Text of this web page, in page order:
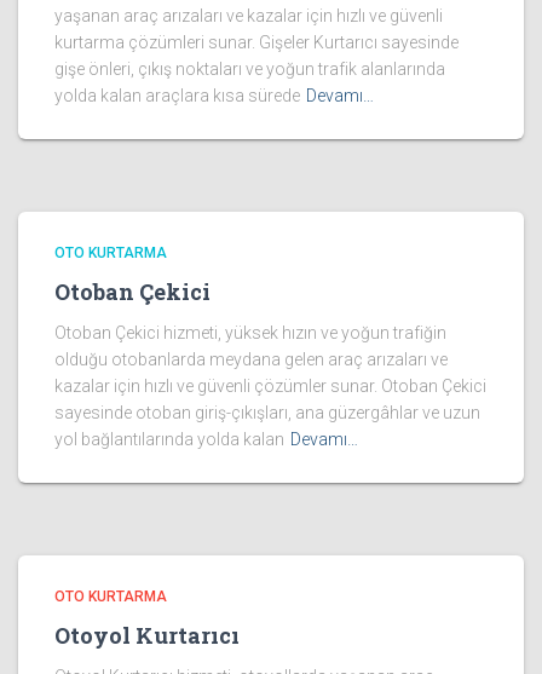
yaşanan araç arızaları ve kazalar için hızlı ve güvenli
kurtarma çözümleri sunar. Gişeler Kurtarıcı sayesinde
gişe önleri, çıkış noktaları ve yoğun trafik alanlarında
yolda kalan araçlara kısa sürede Devamı…
OTO KURTARMA
Otoban Çekici
Otoban Çekici hizmeti, yüksek hızın ve yoğun trafiğin
olduğu otobanlarda meydana gelen araç arızaları ve
kazalar için hızlı ve güvenli çözümler sunar. Otoban Çekici
sayesinde otoban giriş-çıkışları, ana güzergâhlar ve uzun
yol bağlantılarında yolda kalan Devamı…
OTO KURTARMA
Otoyol Kurtarıcı